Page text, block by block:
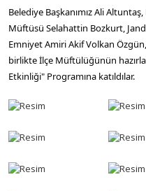
Belediye Başkanımız Ali
Müftüsü Selahattin Bozkurt,
Emniyet Amiri Akif Volkan
birlikte İlçe Müftülüğünün
Etkinliği" Programına katıldılar.